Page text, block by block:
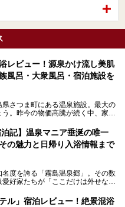
レビュー！源泉かけ流し美肌
風呂・大衆風呂・宿泊施設を
さつま町にある温泉施設。最大の
。昨今の物価高騰が続く中、家族
格を維持。
しのツルツル美肌湯を堪能できる
上全国の温泉を巡った筆者の経
ても決して過言ではありません。
家族風呂・大衆風呂・宿泊施設に
ます！
泊記】温泉マニア垂涎の唯一
の魅力と日帰り入浴情報まで
名度を誇る「霧島温泉郷」。その数
好家たちが「ここだけは外せな
ル」宿泊レビュー！絶景混浴